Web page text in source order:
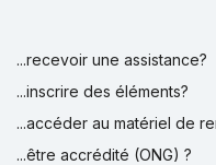
...recevoir une assistance?
...inscrire des éléments?
...accéder au matériel de
...être accrédité (ONG) ?